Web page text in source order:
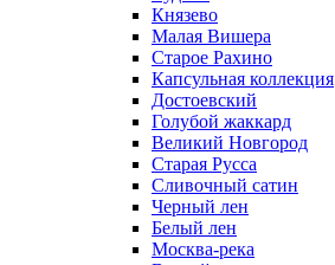
Князево
Малая Вишера
Старое Рахино
Капсульная коллекция
Достоевский
Голубой жаккард
Великий Новгород
Старая Русса
Сливочный сатин
Черный лен
Белый лен
Москва-река